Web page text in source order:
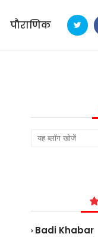
पौराणिक
Badi Khabar